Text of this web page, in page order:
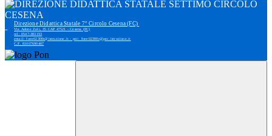
Direzione Didattica Statale 7° Circolo Cesena (FC)
Via Adone Zoli, 35 CAP 47521 - Cesena (FC)
tel: 0547-383193
email: foee02300r@istruzione.it - pec: foee02300r@pec.istruzione.it
C.F. 81007690407